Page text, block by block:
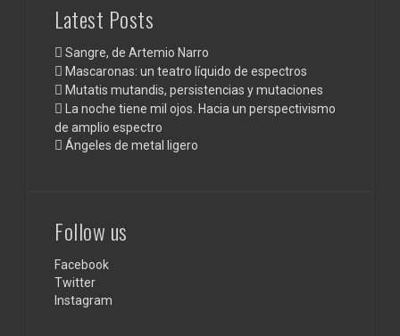
Latest Posts
Sangre, de Artemio Narro
Mascaronas: un teatro líquido de espectros
Mutatis mutandis, persistencias y mutaciones
La noche tiene mil ojos. Hacia un perspectivismo
de amplio espectro
Ángeles de metal ligero
Follow us
Facebook
Twitter
Instagram